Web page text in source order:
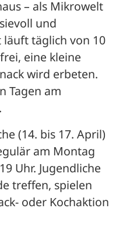
– als Mikrowelt
und
täglich von 10
eine kleine
wird erbeten.
Tagen am
(14. bis 17. April)
am Montag
Uhr. Jugendliche
treffen, spielen
oder Kochaktion